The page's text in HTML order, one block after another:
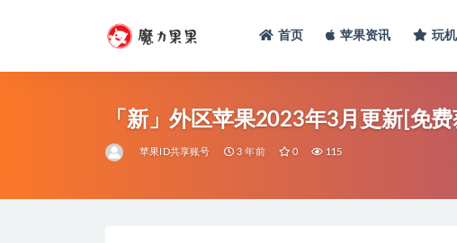
首页 苹果资讯 玩
「新」外区苹果2023年3月更新[免费
苹果ID共享账号 3 年前 0 115